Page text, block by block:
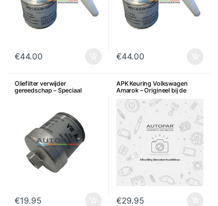
€44.00 €44.00
Oliefilter verwijder
gereedschap – Speciaal
gereedschap Oliefilter
€19.95
APK Keuring Volkswagen
Amarok – Origineel bij de
dealer icm met onderhoud
€29.95